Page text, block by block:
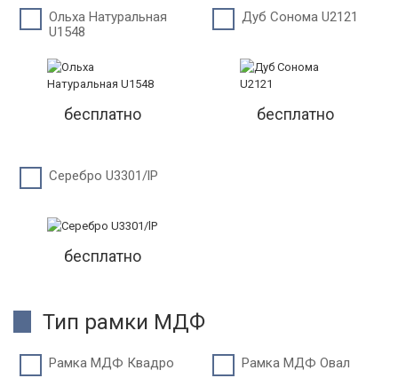
Ольха Натуральная
U1548
бесплатно
Дуб Сонома U2121
бесплатно
Серебро U3301/lP
бесплатно
Тип рамки МДФ
Рамка МДФ Квадро Рамка МДФ Овал